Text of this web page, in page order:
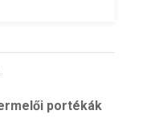
portékák